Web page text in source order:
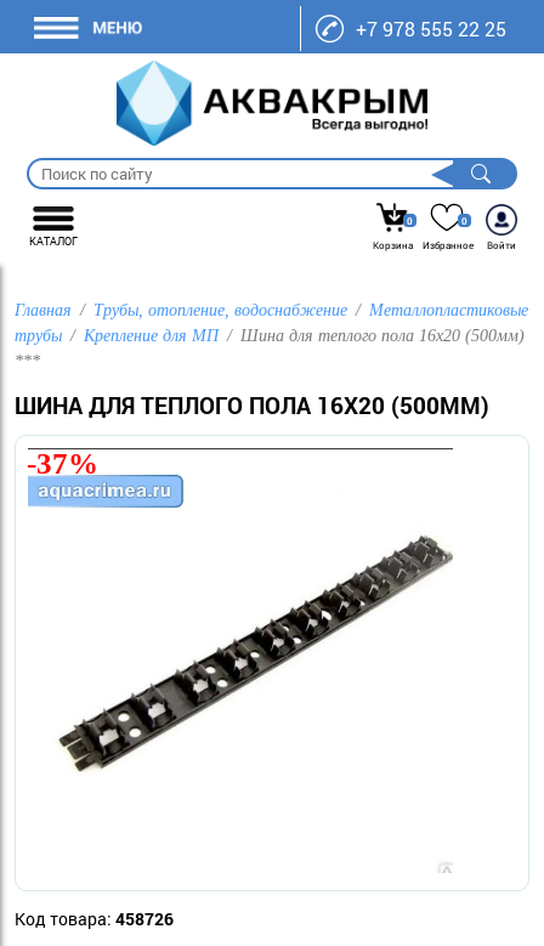
+7 978 555 22 25
КАТАЛОГ
0
Корзина
0
Избранное
Войти
Главная Трубы, отопление, водоснабжение
Металлопластиковые
трубы
Крепление для МП
Шина для теплого пола 16х20 (500мм)
***
ШИНА ДЛЯ ТЕПЛОГО ПОЛА 16Х20 (500ММ)
Код товара: 458726
-37%